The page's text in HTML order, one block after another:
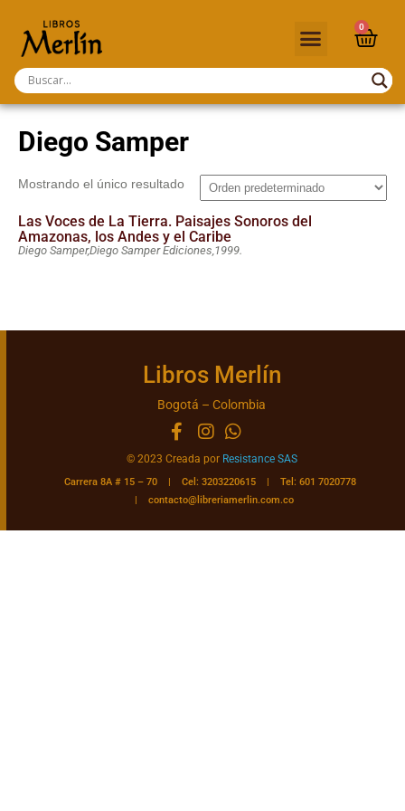
0
Diego Samper
Mostrando el único resultado
Las Voces de La Tierra. Paisajes Sonoros del
Amazonas, los Andes y el Caribe
Diego Samper,Diego Samper Ediciones, 1999.
Libros Merlín
Bogotá – Colombia
© 2023 Creada por Resistance SAS
Carrera 8A # 15 – 70 | Cel: 3203220615 | Tel: 601 7020778
|contacto@libreriamerlin.com.co